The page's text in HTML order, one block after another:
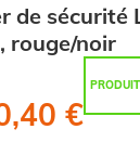
de sécurité
rouge/noir
€